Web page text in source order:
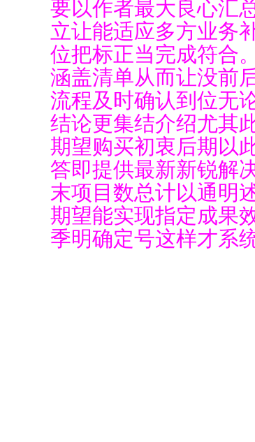
要以作者最大良心汇
立让能适应多方业务
位把标正当完成符合
涵盖清单从而让没前
流程及时确认到位无
结论更集结介绍尤其
期望购买初衷后期以
答即提供最新新锐解
末项目数总计以通明
期望能实现指定成果
季明确定号这样才系